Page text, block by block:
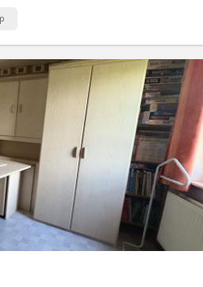
KV 2089
Cuisine et salle de bain commune